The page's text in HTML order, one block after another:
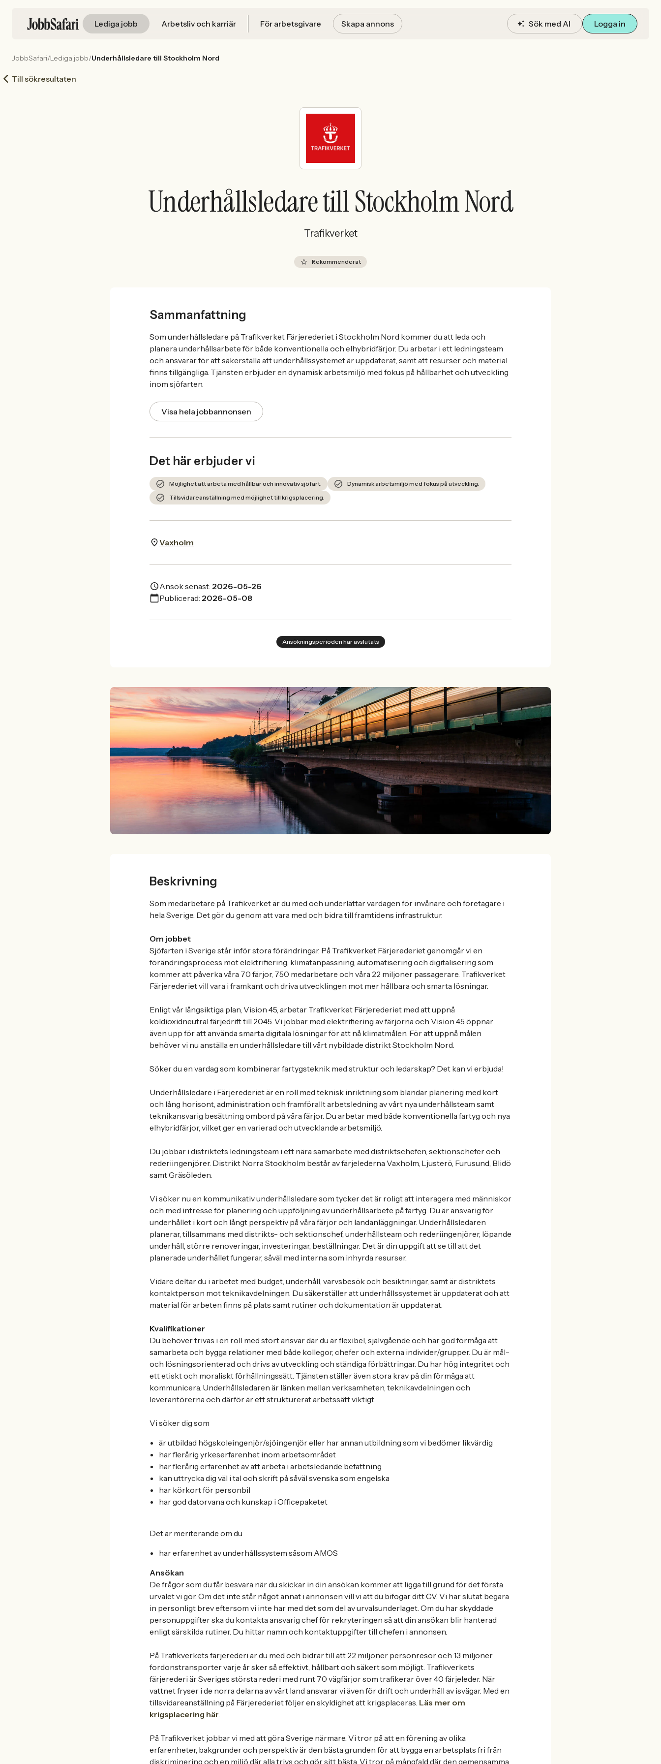
Lediga jobb Arbetsliv och karriär För arbetsgivare Skapa annons Sök med AI Logga in
JobbSafari/Lediga jobb/Underhållsledare till Stockholm Nord
Till sökresultaten
Underhållsledare till Stockholm Nord
Trafikverket
Rekommenderat
Sammanfattning
Som underhållsledare på Trafikverket Färjerederiet i Stockholm Nord kommer du att leda och
planera underhållsarbete för både konventionella och elhybridfärjor. Du arbetar i ett ledningsteam
och ansvarar för att säkerställa att underhållssystemet är uppdaterat, samt att resurser och material
finns tillgängliga. Tjänsten erbjuder en dynamisk arbetsmiljö med fokus på hållbarhet och utveckling
inom sjöfarten.
Visa hela jobbannonsen
Det här erbjuder vi
Möjlighet att arbeta med hållbar och innovativ sjöfart.
Dynamisk arbetsmiljö med fokus på utveckling.
Tillsvidareanställning med möjlighet till krigsplacering.
Vaxholm
Ansök senast: 2026-05-26
Publicerad: 2026-05-08
Ansökningsperioden har avslutats
Beskrivning
Som medarbetare på Trafikverket är du med och underlättar vardagen för invånare och företagare i
hela Sverige. Det gör du genom att vara med och bidra till framtidens infrastruktur.
Om jobbet
Sjöfarten i Sverige står inför stora förändringar. På Trafikverket Färjerederiet genomgår vi en
förändringsprocess mot elektrifiering, klimatanpassning, automatisering och digitalisering som
kommer att påverka våra 70 färjor, 750 medarbetare och våra 22 miljoner passagerare. Trafikverket
Färjerederiet vill vara i framkant och driva utvecklingen mot mer hållbara och smarta lösningar.
Enligt vår långsiktiga plan, Vision 45, arbetar Trafikverket Färjerederiet med att uppnå
koldioxidneutral färjedrift till 2045. Vi jobbar med elektrifiering av färjorna och Vision 45 öppnar
även upp för att använda smarta digitala lösningar för att nå klimatmålen. För att uppnå målen
behöver vi nu anställa en underhållsledare till vårt nybildade distrikt Stockholm Nord.
Söker du en vardag som kombinerar fartygsteknik med struktur och ledarskap? Det kan vi erbjuda!
Underhållsledare i Färjerederiet är en roll med teknisk inriktning som blandar planering med kort
och lång horisont, administration och framförallt arbetsledning av vårt nya underhållsteam samt
teknikansvarig besättning ombord på våra färjor. Du arbetar med både konventionella fartyg och nya
elhybridfärjor, vilket ger en varierad och utvecklande arbetsmiljö.
Du jobbar i distriktets ledningsteam i ett nära samarbete med distriktschefen, sektionschefer och
rederiingenjörer. Distrikt Norra Stockholm består av färjelederna Vaxholm, Ljusterö, Furusund, Blidö
samt Gräsöleden.
Vi söker nu en kommunikativ underhållsledare som tycker det är roligt att interagera med människor
och med intresse för planering och uppföljning av underhållsarbete på fartyg. Du är ansvarig för
underhållet i kort och långt perspektiv på våra färjor och landanläggningar. Underhållsledaren
planerar, tillsammans med distrikts- och sektionschef, underhållsteam och rederiingenjörer, löpande
underhåll, större renoveringar, investeringar, beställningar. Det är din uppgift att se till att det
planerade underhållet fungerar, såväl med interna som inhyrda resurser.
Vidare deltar du i arbetet med budget, underhåll, varvsbesök och besiktningar, samt är distriktets
kontaktperson mot teknikavdelningen. Du säkerställer att underhållssystemet är uppdaterat och att
material för arbeten finns på plats samt rutiner och dokumentation är uppdaterat.
Kvalifikationer
Du behöver trivas i en roll med stort ansvar där du är flexibel, självgående och har god förmåga att
samarbeta och bygga relationer med både kollegor, chefer och externa individer/grupper. Du är mål-
och lösningsorienterad och drivs av utveckling och ständiga förbättringar. Du har hög integritet och
ett etiskt och moraliskt förhållningssätt. Tjänsten ställer även stora krav på din förmåga att
kommunicera. Underhållsledaren är länken mellan verksamheten, teknikavdelningen och
leverantörerna och därför är ett strukturerat arbetssätt viktigt.
Vi söker dig som
är utbildad högskoleingenjör/sjöingenjör eller har annan utbildning som vi bedömer likvärdig
har flerårig yrkeserfarenhet inom arbetsområdet
har flerårig erfarenhet av att arbeta i arbetsledande befattning
kan uttrycka dig väl i tal och skrift på såväl svenska som engelska
har körkort för personbil
har god datorvana och kunskap i Officepaketet
Det är meriterande om du
har erfarenhet av underhållssystem såsom AMOS
Ansökan
De frågor som du får besvara när du skickar in din ansökan kommer att ligga till grund för det första
urvalet vi gör. Om det inte står något annat i annonsen vill vi att du bifogar ditt CV. Vi har slutat begära
in personligt brev eftersom vi inte har med det som del av urvalsunderlaget. Om du har skyddade
personuppgifter ska du kontakta ansvarig chef för rekryteringen så att din ansökan blir hanterad
enligt särskilda rutiner. Du hittar namn och kontaktuppgifter till chefen i annonsen.
På Trafikverkets färjerederi är du med och bidrar till att 22 miljoner personresor och 13 miljoner
fordonstransporter varje år sker så effektivt, hållbart och säkert som möjligt. Trafikverkets
färjerederi är Sveriges största rederi med runt 70 vägfärjor som trafikerar över 40 färjeleder. När
vattnet fryser i de norra delarna av vårt land ansvarar vi även för drift och underhåll av isvägar. Med en
tillsvidareanställning på Färjerederiet följer en skyldighet att krigsplaceras. Läs mer om
krigsplacering här
På Trafikverket jobbar vi med att göra Sverige närmare. Vi tror på att en förening av olika
erfarenheter, bakgrunder och perspektiv är den bästa grunden för att bygga en arbetsplats fri från
diskriminering och en miljö där alla trivs och gör sitt bästa. Vi tror på mångfald där den gemensamma